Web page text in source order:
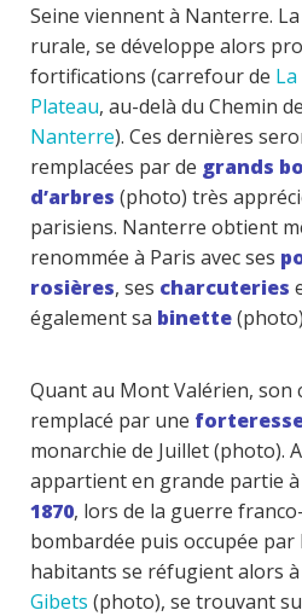
Seine viennent à Nanterre.
rurale, se développe alors
fortifications (carrefour de
Plateau, au-delà du Chemin
Nanterre). Ces dernières
remplacées par de grands
d’arbres (photo) très
parisiens. Nanterre obtient
renommée à Paris avec ses
rosières, ses charcuteries
également sa binette
Quant au Mont Valérien, son
remplacé par une
monarchie de Juillet (photo).
appartient en grande partie à
1870, lors de la guerre
bombardée puis occupée par
habitants se réfugient alors à
Gibets (photo), se trouvant